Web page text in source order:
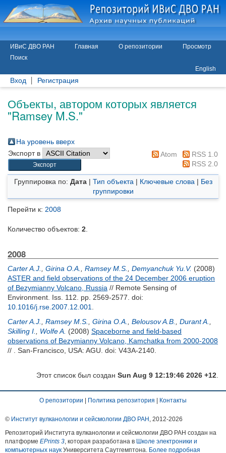
ИВиС ДВО РАН Главная О репозитории
Просмотр
Поиск
English
Вход Регистрация
Объекты, автором которых является
"Ramsey M.S."
На уровень вверх
Экспорт в
Atom
RSS 1.0
RSS 2.0
Группировка по: Дата| Тип объекта | Ключевые слова | Без
группировки
Перейти к: 2008
Количество объектов: 2
2008
Carter A.J. Girina O.A. Ramsey M.S. Demyanchuk Yu.V. (2008)
ASTER and field observations of the 24 December 2006 eruption
of Bezymianny Volcano, Russia // Remote Sensing of
Environment. Iss. 112. pp. 2569-2577. doi:
10.1016/j.rse.2007.12.001
Carter A.J.
Ramsey M.S. Girina O.A. Belousov A.B. Durant A.
Skilling I.
Wolfe A. (2008) Spaceborne and field-based
observations of Bezymianny Volcano, Kamchatka from 2000-2008
// . San-Francisco, USA: AGU. doi: V43A-2140.
Этот список был создан Sun Aug 9 12:19:46 2026 +12
О репозитории Политика репозитория Контакты
© Институт вулканологии и сейсмологии ДВО РАН , 2012-2026
Репозиторий Института вулканологии и сейсмологии ДВО РАН создан на
платформе EPrints 3, которая разработана в Школе электроники и
компьютерных наук Университета Саутгемптона. Более подробная